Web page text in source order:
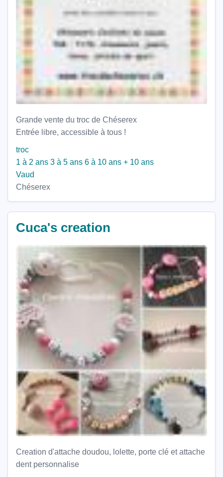
Grande vente du troc de Chéserex
Entrée libre, accessible à tous !
troc
1 à 2 ans 3 à 5 ans 6 à 10 ans + 10 ans
Vaud
Chéserex
Cuca's creation
Creation d'attache doudou, lolette, porte clé et attache
dent personnalise